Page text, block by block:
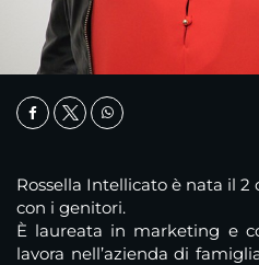
Rossella Intellicato è nata il 2
con i genitori.
È laureata in marketing e
lavora nell’azienda di